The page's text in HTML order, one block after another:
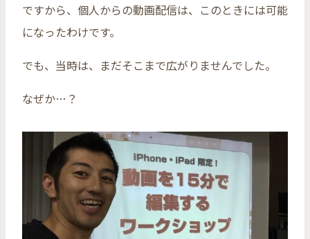
ですから、個人からの動画配信は、このときには可能
になったわけです。
でも、当時は、まだそこまで広がりませんでした。
なぜか…？